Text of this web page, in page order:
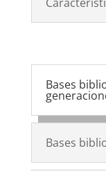
Bases
Bases